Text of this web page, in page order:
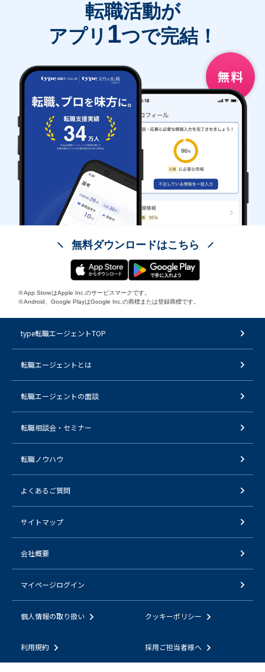
転職活動が
アプリ 1つで完結！
無料ダウンロードはこちら
※App StoreはApple Inc.のサービスマークです。
※Android、Google PlayはGoogle Inc.の商標または登録商標です。
type転職エージェントTOP
転職エージェントとは
転職エージェントの面談
転職相談会・セミナー
転職ノウハウ
よくあるご質問
サイトマップ
会社概要
マイページログイン
個人情報の取り扱い クッキーポリシー
利用規約 採用ご担当者様へ